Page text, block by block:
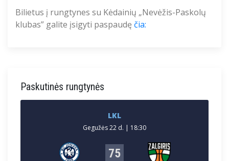
Bilietus į rungtynes su Kėdainių „Nevėžis-Paskolų
klubas” galite įsigyti paspaudę čia:
Paskutinės rungtynės
LKL
Gegužės 22 d. | 18:30
75